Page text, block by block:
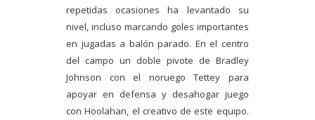
repetidas ocasiones ha levantado su
nivel, incluso marcando goles importantes
en jugadas a balón parado. En el centro
del campo un doble pivote de Bradley
Johnson con el noruego Tettey para
apoyar en defensa y desahogar juego
con Hoolahan, el creativo de este equipo.